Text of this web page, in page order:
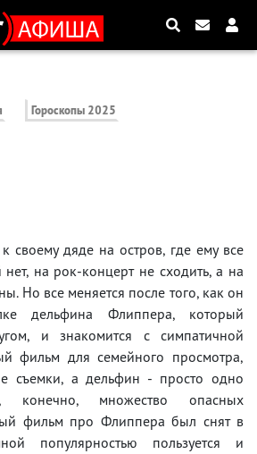
Гороскопы 2025
своему дяде на остров, где ему все
на рок-концерт не сходить, а на
Но все меняется после того, как он
дельфина Флиппера, который
и знакомится с симпатичной
фильм для семейного просмотра,
съемки, а дельфин - просто одно
множество опасных
фильм про Флиппера был снят в
популярностью пользуется и